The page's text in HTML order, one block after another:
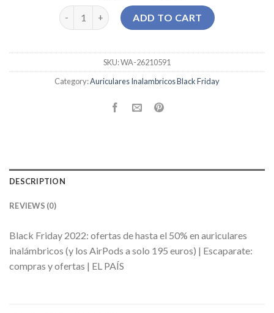
auriculares inalambricos black friday quantity
ADD TO CART
SKU:WA-26210591
Category:Auriculares Inalambricos Black Friday
DESCRIPTION
REVIEWS (0)
Black Friday 2022: ofertas de hasta el 50% en auriculares
inalámbricos (y los AirPods a solo 195 euros) | Escaparate:
compras y ofertas | EL PAÍS